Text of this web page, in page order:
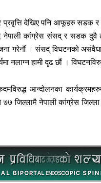
देखिए पनि आफूहरु सडक
नेपाली कांग्रेस संसद् र सडक
गरेनौं । संसद् विघटनको
नलाग्न हामी दृढ छौं ।
आन्दोलनका
जिल्लामै नेपाली कांग्रेस जिल्ला